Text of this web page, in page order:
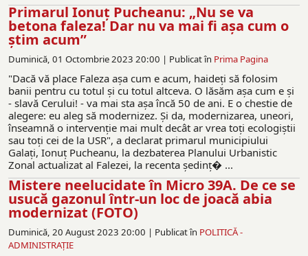
Primarul Ionuţ Pucheanu: „Nu se va
betona faleza! Dar nu va mai fi aşa cum o
ştim acum”
Duminică, 01 Octombrie 2023 20:00 | Publicat în Prima Pagina
"Dacă vă place Faleza aşa cum e acum, haideţi să folosim
banii pentru cu totul şi cu totul altceva. O lăsăm aşa cum e şi
- slavă Cerului! - va mai sta aşa încă 50 de ani. E o chestie de
alegere: eu aleg să modernizez. Şi da, modernizarea, uneori,
înseamnă o intervenţie mai mult decât ar vrea toţi ecologiştii
sau toţi cei de la USR", a declarat primarul municipiului
Galaţi, Ionuţ Pucheanu, la dezbaterea Planului Urbanistic
Zonal actualizat al Falezei, la recenta şedinţ� ...
Mistere neelucidate în Micro 39A. De ce se
usucă gazonul într-un loc de joacă abia
modernizat (FOTO)
Duminică, 20 August 2023 20:00 | Publicat în POLITICĂ -
ADMINISTRAŢIE